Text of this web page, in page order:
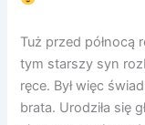
Tuż przed północą
tym starszy syn
ręce. Był więc
brata. Urodziła się